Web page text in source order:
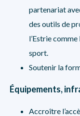
partenariat
des outils de
l’Estrie
sport.
Soutenir la
Équipements,
Accroître